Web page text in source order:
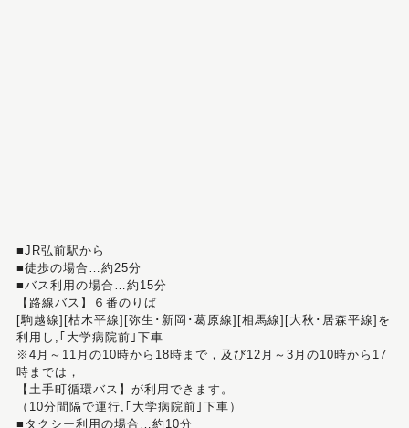
■JR弘前駅から
■徒歩の場合…約25分
■バス利用の場合…約15分
【路線バス】６番のりば
[駒越線][枯木平線][弥生･新岡･葛原線][相馬線][大秋･居森平線]を
利用し,｢大学病院前｣下車
※4月～11月の10時から18時まで，及び12月～3月の10時から17
時までは，
【土手町循環バス】が利用できます。
（10分間隔で運行,｢大学病院前｣下車）
■タクシー利用の場合…約10分